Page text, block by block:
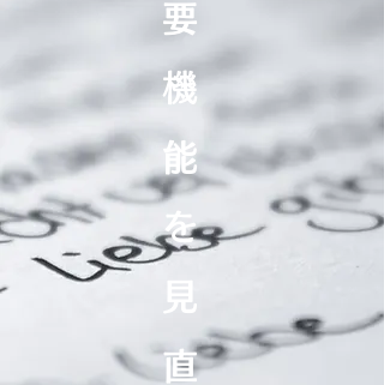
要
機
能
を
見
直